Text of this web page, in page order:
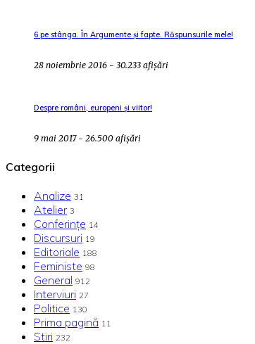
6 pe stânga. În Argumente și fapte. Răspunsurile mele!
28 noiembrie 2016 - 30.233 afișări
Despre români, europeni și viitor!
9 mai 2017 - 26.500 afișări
Categorii
Analize 31
Atelier 3
Conferințe 14
Discursuri 19
Editoriale 188
Feministe 98
General 912
Interviuri 27
Politice 130
Prima pagină 11
Stiri 232